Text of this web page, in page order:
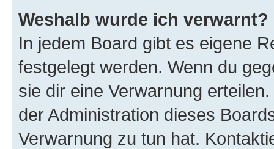
Weshalb wurde ich verwarnt?
In jedem Board gibt es eigene
festgelegt werden. Wenn du
sie dir eine Verwarnung
der Administration dieses
Verwarnung zu tun hat.